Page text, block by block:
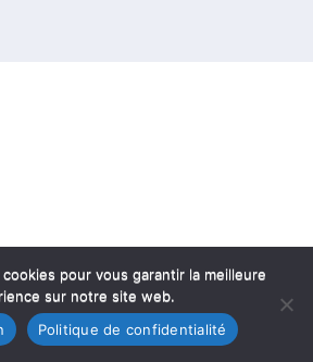
pour vous garantir la meilleure
sur notre site web.
Politique de confidentialité